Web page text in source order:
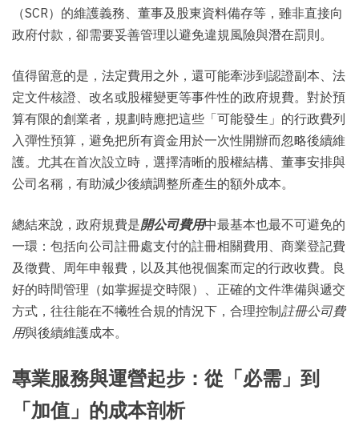
（SCR）的維護義務、董事及股東資料備存等，雖非直接向
政府付款，卻需要妥善管理以避免違規風險與潛在罰則。
值得留意的是，法定費用之外，還可能牽涉到認證副本、法
定文件核證、改名或股權變更等事件性的政府規費。對於預
算有限的創業者，規劃時應把這些「可能發生」的行政費列
入彈性預算，避免把所有資金用於一次性開辦而忽略後續維
護。尤其在首次設立時，選擇清晰的股權結構、董事安排與
公司名稱，有助減少後續調整所產生的額外成本。
總結來說，政府規費是開公司費用中最基本也最不可避免的
一環：包括向公司註冊處支付的註冊相關費用、商業登記費
及徵費、周年申報費，以及其他視個案而定的行政收費。良
好的時間管理（如掌握提交時限）、正確的文件準備與遞交
方式，往往能在不犧牲合規的情況下，合理控制註冊公司費
用與後續維護成本。
專業服務與運營起步：從「必需」到
「加值」的成本剖析